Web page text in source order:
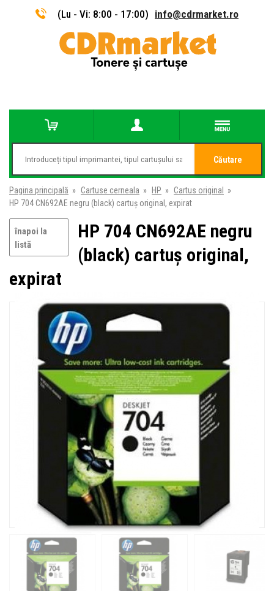
(Lu - Vi: 8:00 - 17:00) info@cdrmarket.ro
Căutare
Pagina principală » Cartuse cerneala » HP » Cartus original
»
HP 704 CN692AE negru (black) cartuș original, expirat
înapoi la
listă
HP 704 CN692AE negru
(black) cartuș original,
expirat